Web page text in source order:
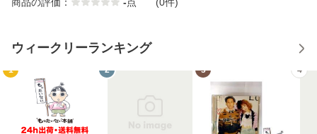
ウィークリーランキング
1 2 3 4